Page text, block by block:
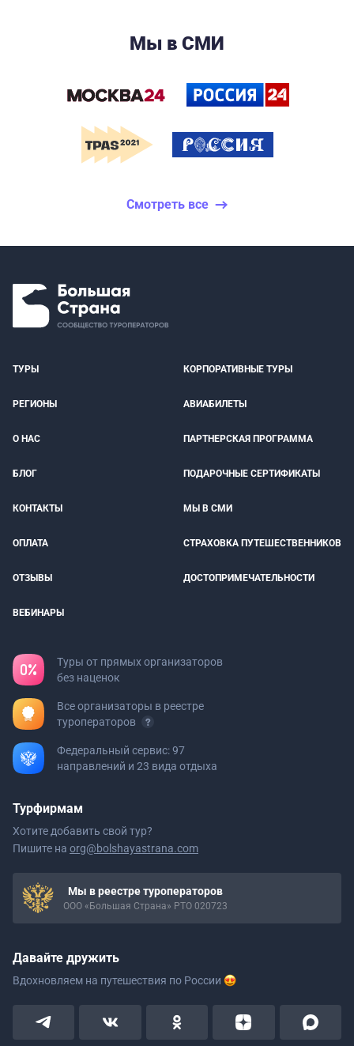
Мы в СМИ
Смотреть все
ТУРЫ КОРПОРАТИВНЫЕ ТУРЫ
РЕГИОНЫ АВИАБИЛЕТЫ
О НАС ПАРТНЕРСКАЯ ПРОГРАММА
БЛОГ ПОДАРОЧНЫЕ СЕРТИФИКАТЫ
КОНТАКТЫ МЫ В СМИ
ОПЛАТА СТРАХОВКА ПУТЕШЕСТВЕННИКОВ
ОТЗЫВЫ ДОСТОПРИМЕЧАТЕЛЬНОСТИ
ВЕБИНАРЫ
Туры от прямых организаторов
без наценок
Все организаторы в реестре
туроператоров
Федеральный сервис: 97
направлений и 23 вида отдыха
Турфирмам
Хотите добавить свой тур?
Пишите на org@bolshayastrana.com
Мы в реестре туроператоров
ООО «Большая Страна» РТО 020723
Давайте дружить
Вдохновляем на путешествия по России